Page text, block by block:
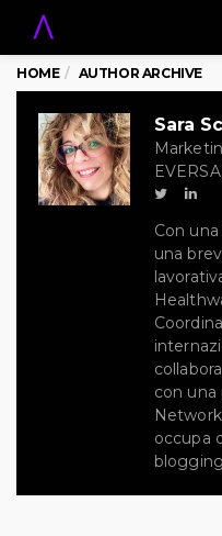
HOME AUTHOR ARCHIVE
Sara
Con
una
con una
occupa